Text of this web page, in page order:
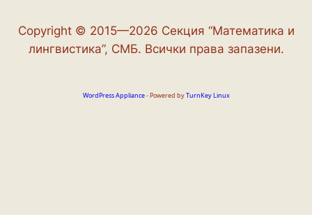
Copyright © 2015—2026 Секция “Математика и
лингвистика”, СМБ. Всички права запазени.
WordPress Appliance- Powered byTurnKey Linux